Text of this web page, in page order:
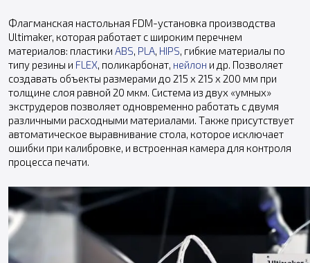
Флагманская настольная FDM-установка производства
Ultimaker, которая работает с широким перечнем
материалов: пластики ABS, PLA, HIPS, гибкие материалы по
типу резины и FLEX, поликарбонат, нейлон и др. Позволяет
создавать объекты размерами до 215 x 215 x 200 мм при
толщине слоя равной 20 мкм. Система из двух «умных»
экструдеров позволяет одновременно работать с двумя
различными расходными материалами. Также присутствует
автоматическое выравнивание стола, которое исключает
ошибки при калибровке, и встроенная камера для контроля
процесса печати.